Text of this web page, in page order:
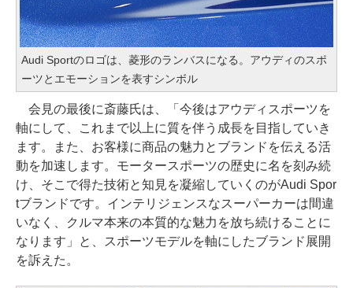
Audi Sportのロゴは、菱形のランバスになる。アウディのスポ
ーツとエモーションを表すシンボル
会見の最後に斎藤氏は、「今後はアウディスポーツを
軸にして、これまで以上に質を伴う成長を目指していき
ます。また、お客様に商品の魅力とブランドを伝える活
動を加速します。モータースポーツの歴史に名を刻み続
け、そこで得た技術と知見を凝縮していくのがAudi Spor
tブランドです。インテリジェンスなスーパーカーは間違
いなく、クルマ本来の本質的な魅力を放ち続けることに
なります」と、スポーツモデルを軸にしたブランド展開
を訴えた。